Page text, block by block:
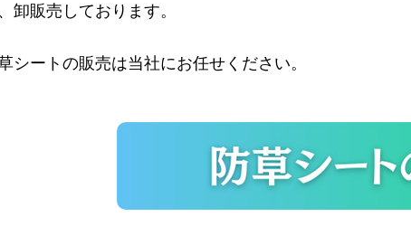
販売しております。
ートの販売は当社にお任せください。